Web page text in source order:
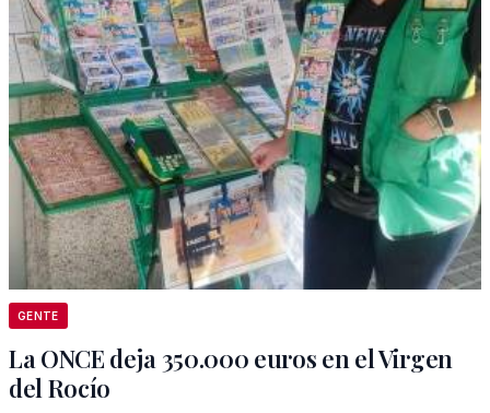
GENTE
La ONCE deja 350.000 euros en el Virgen
del Rocío